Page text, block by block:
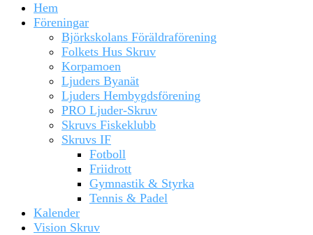
Hem
Föreningar
Björkskolans Föräldraförening
Folkets Hus Skruv
Korpamoen
Ljuders Byanät
Ljuders Hembygdsförening
PRO Ljuder-Skruv
Skruvs Fiskeklubb
Skruvs IF
Fotboll
Friidrott
Gymnastik & Styrka
Tennis & Padel
Kalender
Vision Skruv